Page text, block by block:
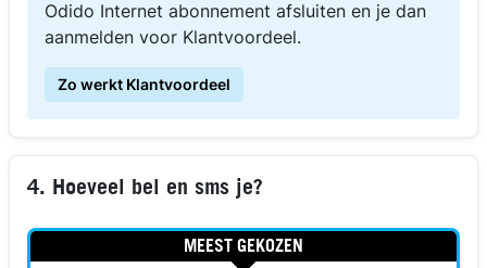
Odido Internet abonnement afsluiten en je dan
aanmelden voor Klantvoordeel.
Zo werkt Klantvoordeel
4. Hoeveel bel en sms je?
MEEST GEKOZEN